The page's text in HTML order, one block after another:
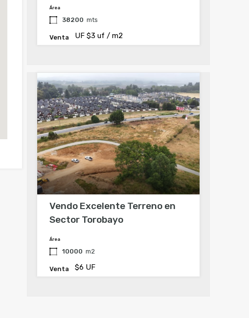
Área
38200 mts
Venta UF $3 uf / m2
Vendo Excelente Terreno en
Sector Torobayo
Área
10000 m2
Venta $6 UF